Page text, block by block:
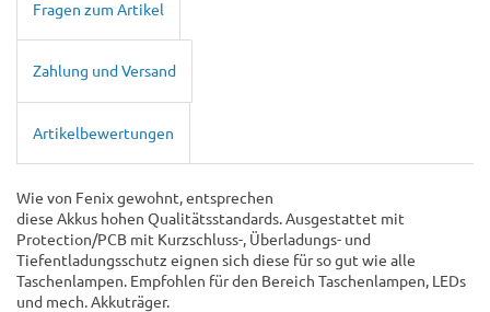
Fragen zum Artikel
Zahlung und Versand
Artikelbewertungen
Wie von Fenix gewohnt, entsprechen
diese Akkus hohen Qualitätsstandards. Ausgestattet mit
Protection/PCB mit Kurzschluss-, Überladungs- und
Tiefentladungsschutz eignen sich diese für so gut wie alle
Taschenlampen. Empfohlen für den Bereich Taschenlampen, LEDs
und mech. Akkuträger.